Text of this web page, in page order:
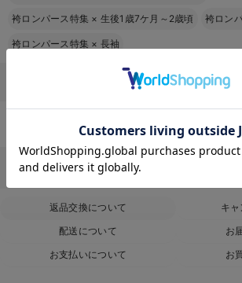
袴ロンパース特集 × 生後1歳7ケ月～2歳頃 袴ロン
袴ロンパース特集 × 長袖
ベビー服・新生児服・ベビー用品のTOPページはこ
Q&A お客様からのよくあるご質問
返品交換について
キ
配送について
お
お支払いについて
お
お気に入り商品を確認する